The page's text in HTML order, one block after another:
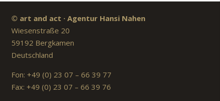
© art and act · Agentur Hansi Nahen
Wiesenstraße 20
59192 Bergkamen
Deutschland
Fon: +49 (0) 23 07 – 66 39 77
Fax: +49 (0) 23 07 – 66 39 76